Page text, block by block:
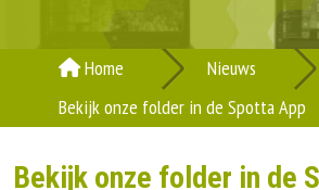
Computercursus
Over ons
Home
Nieuws
Bekijk onze folder in de Spotta App
Bekijk onze folder in de